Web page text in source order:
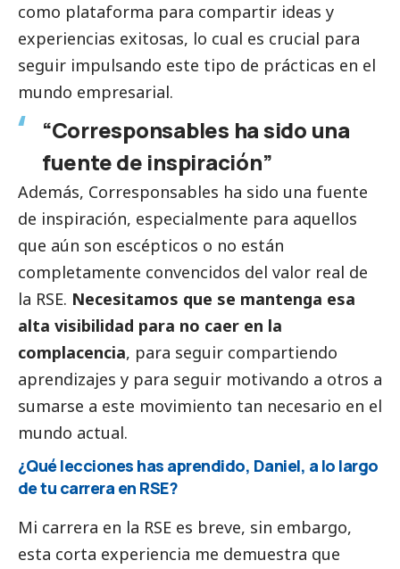
como plataforma para compartir ideas y
experiencias exitosas, lo cual es crucial para
seguir impulsando este tipo de prácticas en el
mundo empresarial.
“Corresponsables ha sido una
fuente de inspiración”
Además, Corresponsables ha sido una fuente
de inspiración, especialmente para aquellos
que aún son escépticos o no están
completamente convencidos del valor real de
la RSE. Necesitamos que se mantenga esa
alta visibilidad para no caer en la
complacencia, para seguir compartiendo
aprendizajes y para seguir motivando a otros a
sumarse a este movimiento tan necesario en el
mundo actual.
¿Qué lecciones has aprendido, Daniel, a lo largo
de tu carrera en RSE?
Mi carrera en la RSE es breve, sin embargo,
esta corta experiencia me demuestra que